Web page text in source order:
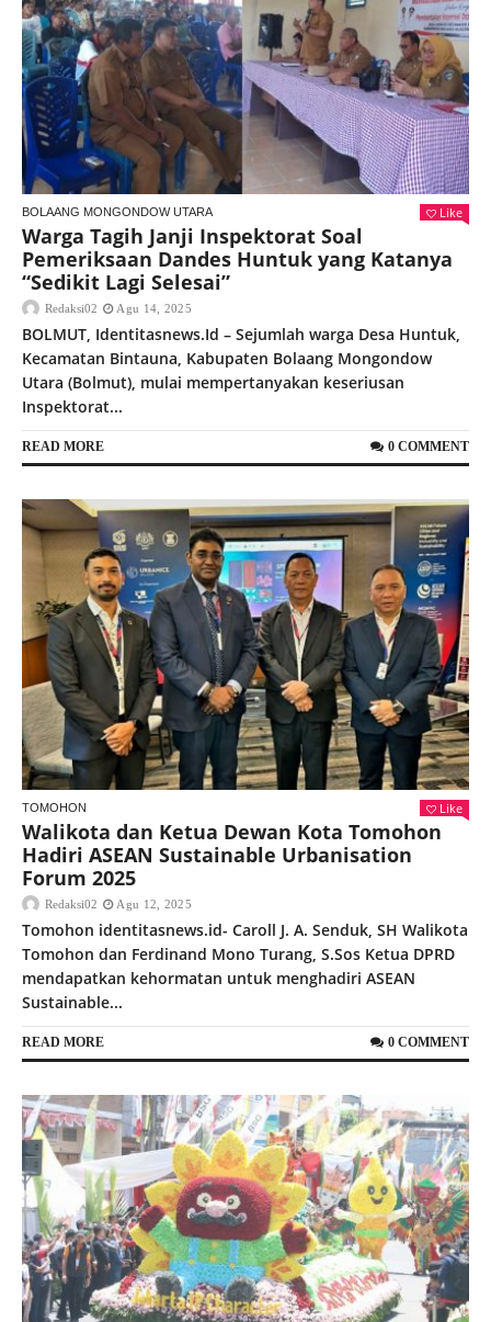
BOLAANG MONGONDOW UTARA Like
Warga Tagih Janji Inspektorat Soal
Pemeriksaan Dandes Huntuk yang Katanya
“Sedikit Lagi Selesai”
Redaksi02 Agu 14, 2025
BOLMUT, Identitasnews.Id – Sejumlah warga Desa Huntuk,
Kecamatan Bintauna, Kabupaten Bolaang Mongondow
Utara (Bolmut), mulai mempertanyakan keseriusan
Inspektorat...
READ MORE 0 COMMENT
TOMOHON Like
Walikota dan Ketua Dewan Kota Tomohon
Hadiri ASEAN Sustainable Urbanisation
Forum 2025
Redaksi02 Agu 12, 2025
Tomohon identitasnews.id- Caroll J. A. Senduk, SH Walikota
Tomohon dan Ferdinand Mono Turang, S.Sos Ketua DPRD
mendapatkan kehormatan untuk menghadiri ASEAN
Sustainable...
READ MORE 0 COMMENT